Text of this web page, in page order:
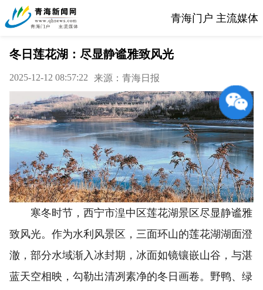
青海门户 主流媒体
冬日莲花湖：尽显静谧雅致风光
2025-12-12 08:57:22 来源：青海日报
寒冬时节，西宁市湟中区莲花湖景区尽显静谧雅
致风光。作为水利风景区，三面环山的莲花湖湖面澄
澈，部分水域渐入冰封期，冰面如镜镶嵌山谷，与湛
蓝天空相映，勾勒出清冽素净的冬日画卷。野鸭、绿